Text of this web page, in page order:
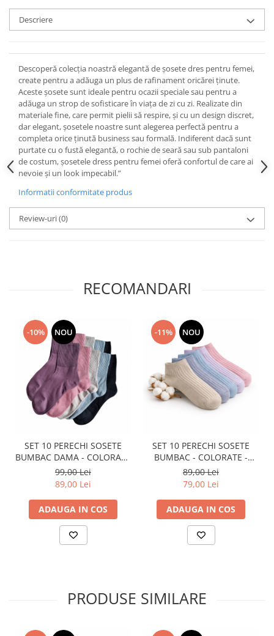
Descriere
Descoperă colecția noastră elegantă de șosete dres pentru femei,
create pentru a adăuga un plus de rafinament oricărei ținute.
Aceste șosete sunt ideale pentru ocazii speciale sau pentru a
adăuga un strop de sofisticare în viața de zi cu zi. Realizate din
materiale fine, care permit pielii să respire, și cu un design discret,
dar elegant, șosetele noastre sunt alegerea perfectă pentru a
completa orice ținută business sau formală. Indiferent dacă sunt
purtate cu o fustă elegantă, o rochie de seară sau sub pantaloni
de costum, șosetele dress pentru femei oferă confortul de care ai
nevoie și un look impecabil.”
Informatii conformitate produs
Review-uri(0)
RECOMANDARI
-10% NOU
SET 10 PERECHI SOSETE
BUMBAC DAMA - COLORATE
- LUNGI
99,00 Lei
89,00 Lei
ADAUGA IN COS
-11% NOU
SET 10 PERECHI SOSETE
BUMBAC - COLORATE -
DAMA
89,00 Lei
79,00 Lei
ADAUGA IN COS
PRODUSE SIMILARE